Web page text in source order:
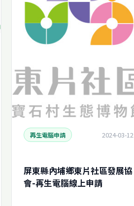
再生電腦申請 2024-03-12
屏東縣內埔鄉東片社區發展協
會-再生電腦線上申請